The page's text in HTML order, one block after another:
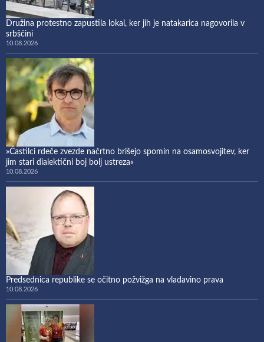
Družina protestno zapustila lokal, ker jih je natakarica nagovorila v
srbščini
10.08.2026
»Častilci rdeče zvezde načrtno brišejo spomin na osamosvojitev, ker
jim stari dialektični boj bolj ustreza«
10.08.2026
Predsednica republike se očitno požvižga na vladavino prava
10.08.2026